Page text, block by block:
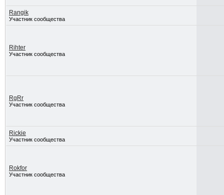
Rangik
Участник сообщества
Rihter
Участник сообщества
RgRr
Участник сообщества
Rickie
Участник сообщества
Rokfor
Участник сообщества